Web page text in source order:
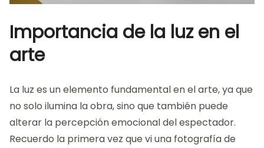
Importancia de la luz en el
arte
La luz es un elemento fundamental en el arte, ya que
no solo ilumina la obra, sino que también puede
alterar la percepción emocional del espectador.
Recuerdo la primera vez que vi una fotografía de